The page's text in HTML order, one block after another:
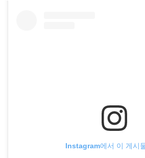
Instagram에서 이 게시